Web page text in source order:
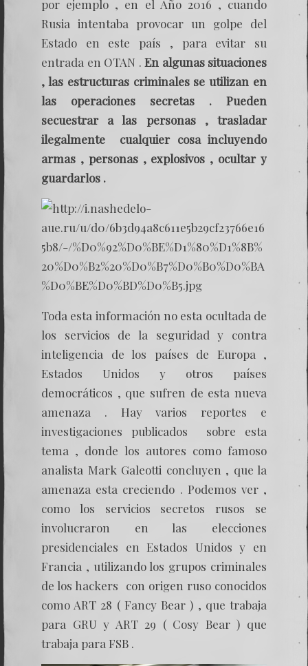
por ejemplo , en el Año 2016 , cuando
Rusia intentaba provocar un golpe del
Estado en este país , para evitar su
entrada en OTAN . En algunas situaciones
, las estructuras criminales se utilizan en
las operaciones secretas . Pueden
secuestrar a las personas , trasladar
ilegalmente cualquier cosa incluyendo
armas , personas , explosivos , ocultar y
guardarlos .
Toda esta información no esta ocultada de
los servicios de la seguridad y contra
inteligencia de los países de Europa ,
Estados Unidos y otros países
democráticos , que sufren de esta nueva
amenaza . Hay varios reportes e
investigaciones publicados sobre esta
tema , donde los autores como famoso
analista Mark Galeotti concluyen , que la
amenaza esta creciendo . Podemos ver ,
como los servicios secretos rusos se
involucraron en las elecciones
presidenciales en Estados Unidos y en
Francia , utilizando los grupos criminales
de los hackers con origen ruso conocidos
como ART 28 ( Fancy Bear ) , que trabaja
para GRU y ART 29 ( Cosy Bear ) que
trabaja para FSB .